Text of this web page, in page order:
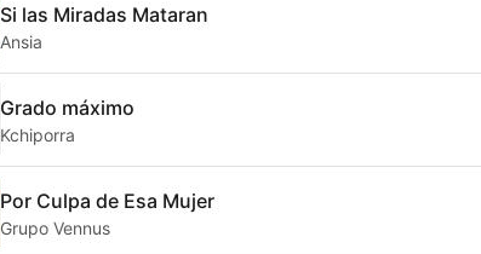
Si las Miradas Mataran
Ansia
Grado máximo
Kchiporra
Por Culpa de Esa Mujer
Grupo Vennus